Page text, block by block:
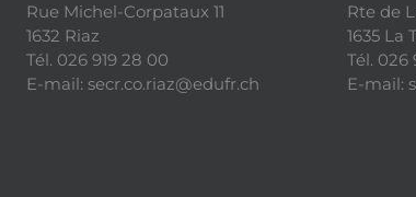
Rue Michel-Corpataux 11
1632 Riaz
Tél. 026 919 28 00
E-mail: secr.co.riaz@edufr.ch
Rte de
1635 La
Tél. 026
E-mail: